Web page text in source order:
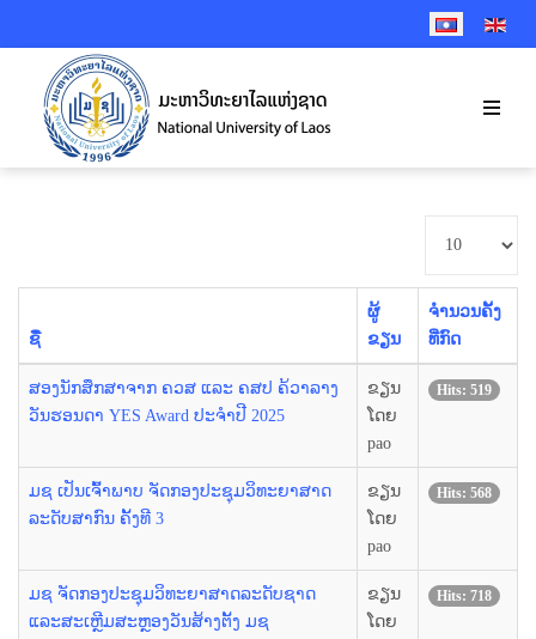
SELECT YOUR
ຊື່
ຜູ້
ຂຽນ
ຈຳນວນຄັ້ງ
ທີ່ກົດ
ສອງນັກສຶກສາຈາກ ຄວສ ແລະ ຄສປ ຄ້ວາລາງ
ວັນຮອນດາ YES Award ປະຈຳປີ 2025
ຂຽນ
ໂດຍ
pao
Hits: 519
ມຊ ເປັນເຈົ້າພາບ ຈັດກອງປະຊຸມວິທະຍາສາດ
ລະດັບສາກົນ ຄັ້ງທີ 3
ຂຽນ
ໂດຍ
pao
Hits: 568
ມຊ ຈັດກອງປະຊຸມວິທະຍາສາດລະດັບຊາດ
ແລະສະເຫຼີມສະຫຼອງວັນສ້າງຕັ້ງ ມຊ
ຂຽນ
ໂດຍ
Hits: 718